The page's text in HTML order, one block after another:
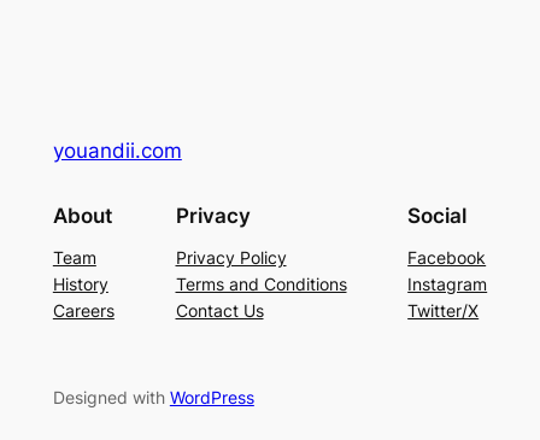
youandii.com
About
Team
History
Careers
Privacy
Privacy Policy
Terms and Conditions
Contact Us
Social
Facebook
Instagram
Twitter/X
Designed with WordPress